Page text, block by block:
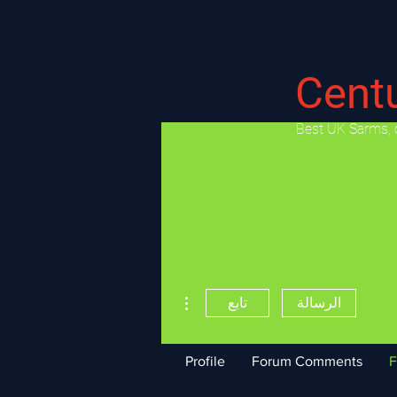
​Best UK
الرسالة تابع
Profile Forum Comments